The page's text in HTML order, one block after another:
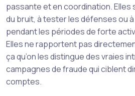
passante et en coordination.
du bruit, à tester les défenses ou
pendant les périodes de forte
Elles ne rapportent pas
ça qu’on les distingue des vraies
campagnes de fraude qui ciblent
comptes.